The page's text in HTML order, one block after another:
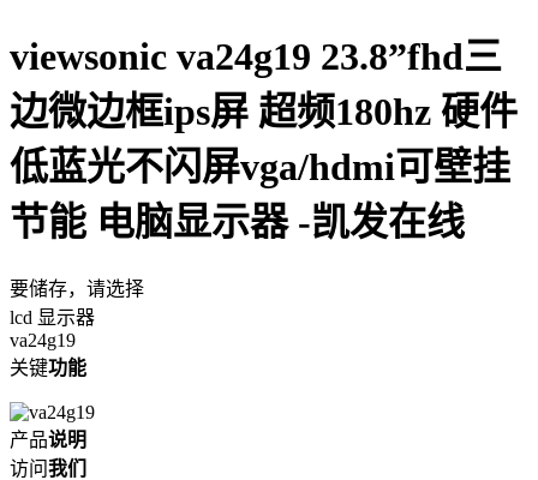
viewsonic va24g19 23.8”fhd三
边微边框ips屏 超频180hz 硬件
低蓝光不闪屏vga/hdmi可壁挂
节能 电脑显示器 -凯发在线
要储存，请选择
lcd 显示器
va24g19
关键功能
产品说明
访问我们